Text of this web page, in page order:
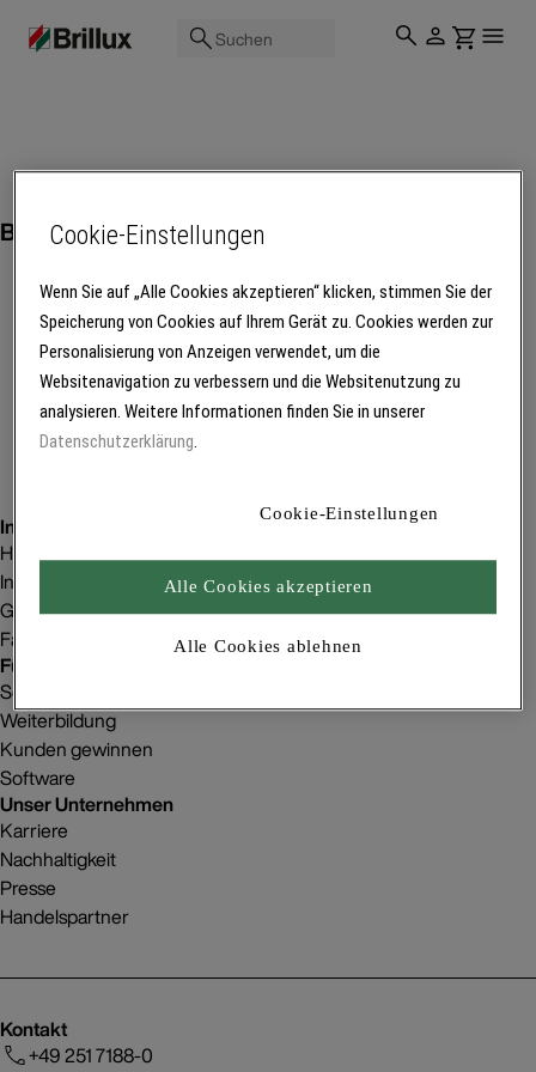
Suchen
Bodenbeläge
Mehr Produkte laden
Inspiration
Homestorys
Innenraumgestaltung
Gebäudeprojekte
Fachbetriebsfinder
Für Betriebe
Service
Weiterbildung
Kunden gewinnen
Software
Unser Unternehmen
Karriere
Nachhaltigkeit
Presse
Handelspartner
Kontakt
+49 251 7188-0
Cookie-Einstellungen
Wenn Sie auf „Alle Cookies akzeptieren“ klicken, stimmen Sie der
Speicherung von Cookies auf Ihrem Gerät zu. Cookies werden zur
Personalisierung von Anzeigen verwendet, um die
Websitenavigation zu verbessern und die Websitenutzung zu
analysieren. Weitere Informationen finden Sie in unserer
Datenschutzerklärung.
Cookie-Einstellungen
Alle Cookies ablehnen
Alle Cookies akzeptieren